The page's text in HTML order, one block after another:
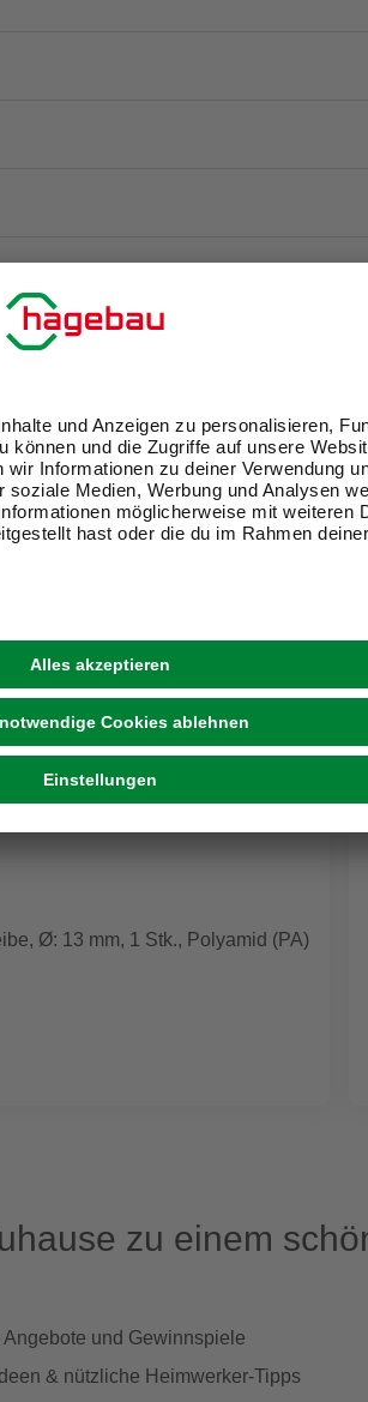
Ø: 13 mm, 1 Stk., Polyamid (PA)
zu einem
Angebote und Gewinnspiele
& nützliche Heimwerker-Tipps